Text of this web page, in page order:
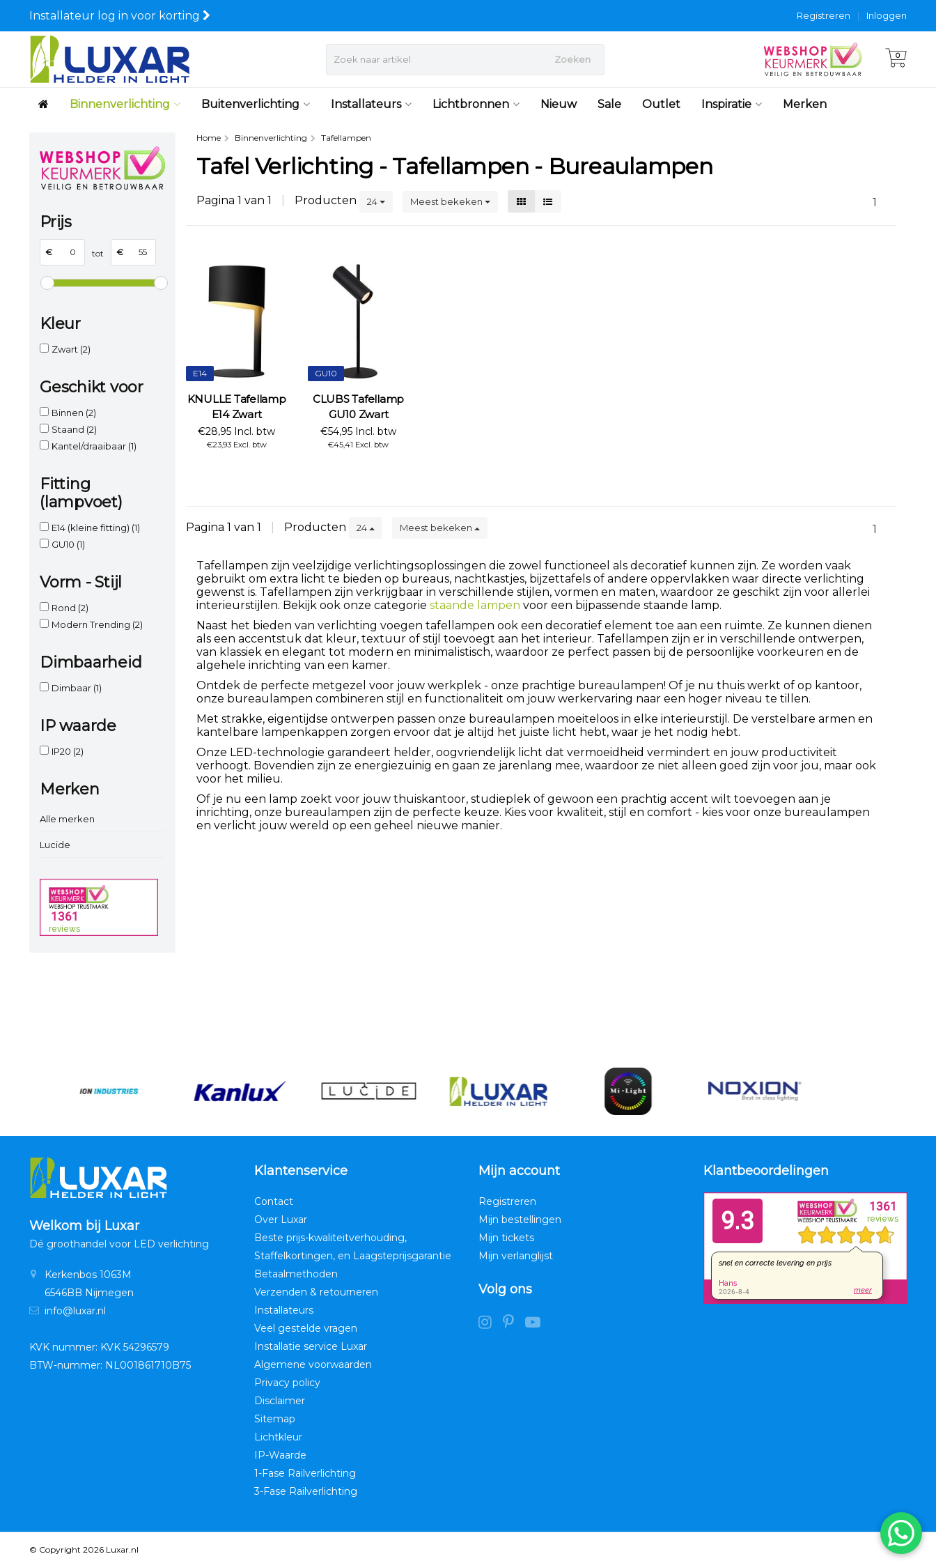
Installateur log in voor korting Inloggen
|
Registreren
Zoeken 0
Binnenverlichting Buitenverlichting Installateurs Lichtbronnen Nieuw Sale Outlet Inspiratie Merken
Prijs
€ tot €
Kleur
Zwart (2)
Geschikt voor
Binnen (2)
Staand (2)
Kantel/draaibaar (1)
Fitting
(lampvoet)
E14 (kleine fitting) (1)
GU10 (1)
Vorm - Stijl
Rond (2)
Modern Trending (2)
Dimbaarheid
Dimbaar (1)
IP waarde
IP20 (2)
Merken
Alle merken
Lucide
Home Binnenverlichting Tafellampen
Tafel Verlichting - Tafellampen - Bureaulampen
Pagina 1 van 1 Producten 24 Meest bekeken 1
E14
KNULLE Tafellamp
E14 Zwart
€28,95 Incl. btw
€23,93 Excl. btw
GU10
CLUBS Tafellamp
GU10 Zwart
€54,95 Incl. btw
€45,41 Excl. btw
Pagina 1 van 1 Producten 24 Meest bekeken 1
Tafellampen zijn veelzijdige verlichtingsoplossingen die zowel functioneel als decoratief kunnen zijn. Ze worden vaak
gebruikt om extra licht te bieden op bureaus, nachtkastjes, bijzettafels of andere oppervlakken waar directe verlichting
gewenst is. Tafellampen zijn verkrijgbaar in verschillende stijlen, vormen en maten, waardoor ze geschikt zijn voor allerlei
interieurstijlen. Bekijk ook onze categorie staande lampen voor een bijpassende staande lamp.
Naast het bieden van verlichting voegen tafellampen ook een decoratief element toe aan een ruimte. Ze kunnen dienen
als een accentstuk dat kleur, textuur of stijl toevoegt aan het interieur. Tafellampen zijn er in verschillende ontwerpen,
van klassiek en elegant tot modern en minimalistisch, waardoor ze perfect passen bij de persoonlijke voorkeuren en de
algehele inrichting van een kamer.
Ontdek de perfecte metgezel voor jouw werkplek - onze prachtige bureaulampen! Of je nu thuis werkt of op kantoor,
onze bureaulampen combineren stijl en functionaliteit om jouw werkervaring naar een hoger niveau te tillen.
Met strakke, eigentijdse ontwerpen passen onze bureaulampen moeiteloos in elke interieurstijl. De verstelbare armen en
kantelbare lampenkappen zorgen ervoor dat je altijd het juiste licht hebt, waar je het nodig hebt.
Onze LED-technologie garandeert helder, oogvriendelijk licht dat vermoeidheid vermindert en jouw productiviteit
verhoogt. Bovendien zijn ze energiezuinig en gaan ze jarenlang mee, waardoor ze niet alleen goed zijn voor jou, maar ook
voor het milieu.
Of je nu een lamp zoekt voor jouw thuiskantoor, studieplek of gewoon een prachtig accent wilt toevoegen aan je
inrichting, onze bureaulampen zijn de perfecte keuze. Kies voor kwaliteit, stijl en comfort - kies voor onze bureaulampen
en verlicht jouw wereld op een geheel nieuwe manier.
Welkom bij Luxar
Dé groothandel voor LED verlichting
Kerkenbos 1063M
6546BB Nijmegen
info@luxar.nl
KVK nummer: KVK 54296579
BTW-nummer: NL001861710B75
Klantenservice
Contact
Over Luxar
Beste prijs-kwaliteitverhouding,
Staffelkortingen, en Laagsteprijsgarantie
Betaalmethoden
Verzenden & retourneren
Installateurs
Veel gestelde vragen
Installatie service Luxar
Algemene voorwaarden
Privacy policy
Disclaimer
Sitemap
Lichtkleur
IP-Waarde
1-Fase Railverlichting
3-Fase Railverlichting
Mijn account
Registreren
Mijn bestellingen
Mijn tickets
Mijn verlanglijst
Volg ons
Klantbeoordelingen
© Copyright 2026 Luxar.nl